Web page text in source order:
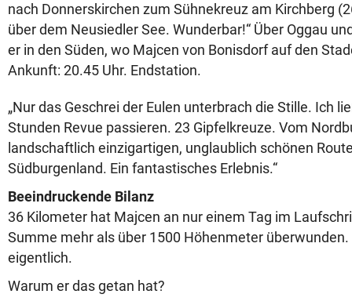
nach Donnerskirchen zum Sühnekreuz am Kirchberg
über dem Neusiedler See. Wunderbar!“ Über Oggau
er in den Süden, wo Majcen von Bonisdorf auf den
Ankunft: 20.45 Uhr. Endstation.
„Nur das Geschrei der Eulen unterbrach die Stille. Ich
Stunden Revue passieren. 23 Gipfelkreuze. Vom
landschaftlich einzigartigen, unglaublich schönen
Südburgenland. Ein fantastisches Erlebnis.“
Beeindruckende Bilanz
36 Kilometer hat Majcen an nur einem Tag im
Summe mehr als über 1500 Höhenmeter überwunden.
eigentlich.
Warum er das getan hat?